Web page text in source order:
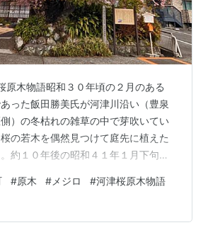
原木物語昭和３０年頃の２月のある
った飯田勝美氏が河津川沿い（豊泉
）の冬枯れの雑草の中で芽吹いてい
の若木を偶然見つけて庭先に植えた
約１０年後の昭和４１年１月下句、
た。 その後きれいに咲く桜を見て譲
しもあったが、思い出の桜のため手
す。当時、この家の屋号からこの桜
#原木 #メジロ #河津桜原木物語